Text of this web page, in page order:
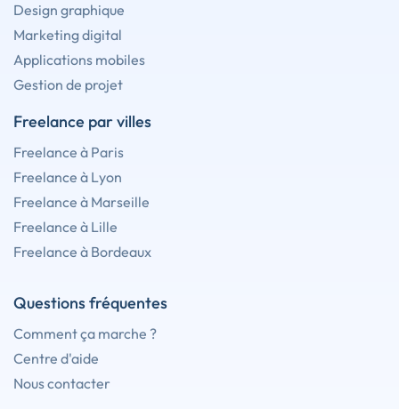
Design graphique
Marketing digital
Applications mobiles
Gestion de projet
Freelance par villes
Freelance à Paris
Freelance à Lyon
Freelance à Marseille
Freelance à Lille
Freelance à Bordeaux
Questions fréquentes
Comment ça marche ?
Centre d'aide
Nous contacter